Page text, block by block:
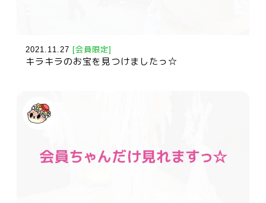
2021.11.27 [会員限定]
キラキラのお宝を見つけましたっ☆